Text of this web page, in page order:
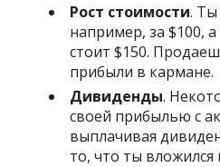
Рост стоимости.
например, за $100,
стоит $150.
прибыли в кармане.
Дивиденды.
своей прибылью с
выплачивая
то, что ты вложился